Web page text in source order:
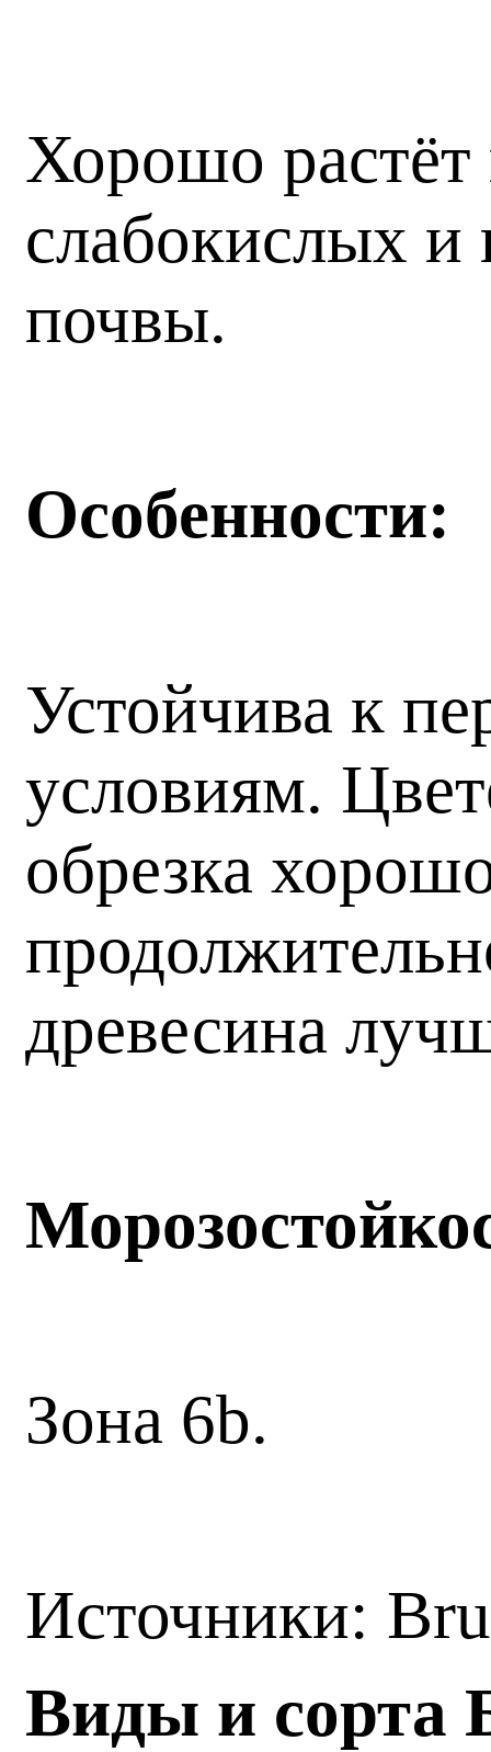
Хорошо растёт
слабокислых и
почвы.
Особенности:
Устойчива к
условиям.
обрезка
древесина
Зона 6b.
Источники:
Виды и сорта